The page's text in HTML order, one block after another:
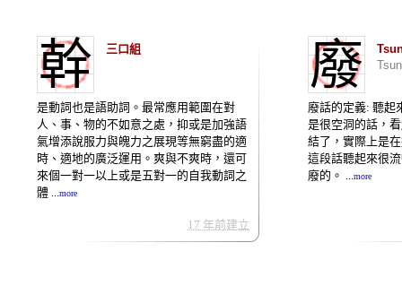
幹 三口組
是動詞也是語助詞。最常應用範圍在對
人、事、物的不如意之處，抑或是加強語
氣增添說服力與魄力之展現等無窮盡的適
時、適地的廣泛運用。爽與不爽時，還可
來個一對一以上或是五對一的自我動詞之
體 ...more
17 年前建立
廢
廢話的定義: 聽起
是很空洞的話，
結了，實際上是
這段話聽起來很
廢的。 ...more